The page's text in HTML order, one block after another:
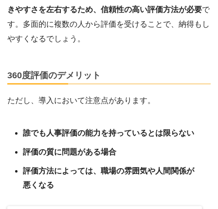
きやすさを左右するため、信頼性の高い評価方法が必要で
す。多面的に複数の人から評価を受けることで、納得もし
やすくなるでしょう。
360度評価のデメリット
ただし、導入において注意点があります。
誰でも人事評価の能力を持っているとは限らない
評価の質に問題がある場合
評価方法によっては、職場の雰囲気や人間関係が
悪くなる